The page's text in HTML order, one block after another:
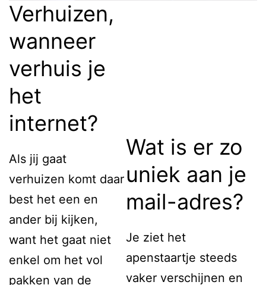
Verhuizen,
wanneer
verhuis je
het
internet?
Als jij gaat
verhuizen komt daar
best het een en
ander bij kijken,
want het gaat niet
enkel om het vol
pakken van de
Wat is er zo
uniek aan je
mail-adres?
Je ziet het
apenstaartje steeds
vaker verschijnen en